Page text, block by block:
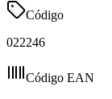
Código
022246
Código EAN